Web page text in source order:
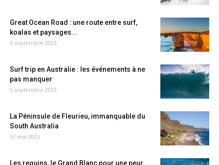
Great Ocean Road : une route entre surf,
koalas et paysages...
5 septembre 2023
Surf trip en Australie : les événements à ne
pas manquer
5 septembre 2023
La Péninsule de Fleurieu, immanquable du
South Australia
12 mai 2023
Les requins, le Grand Blanc pour une peur